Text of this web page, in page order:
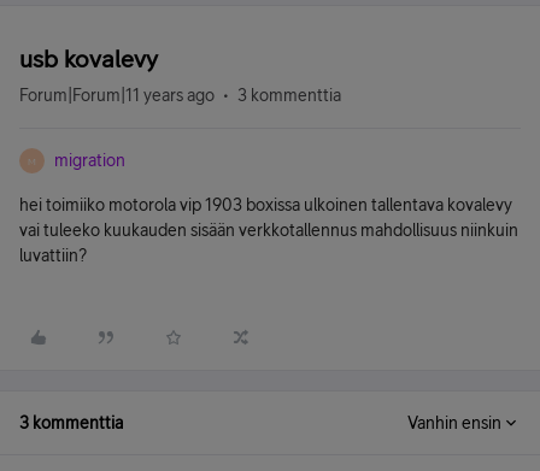
usb kovalevy
Forum|Forum|11 years ago 3 kommenttia
M migration
hei toimiiko motorola vip 1903 boxissa ulkoinen tallentava kovalevy
vai tuleeko kuukauden sisään verkkotallennus mahdollisuus niinkuin
luvattiin?
3 kommenttia Vanhin ensin